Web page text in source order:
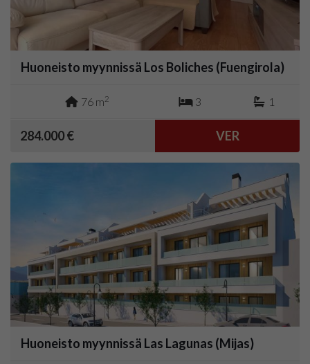
Huoneisto myynnissä Los Boliches (Fuengirola)
76 m2 3 1
284.000 € VER
Huoneisto myynnissä Las Lagunas (Mijas)